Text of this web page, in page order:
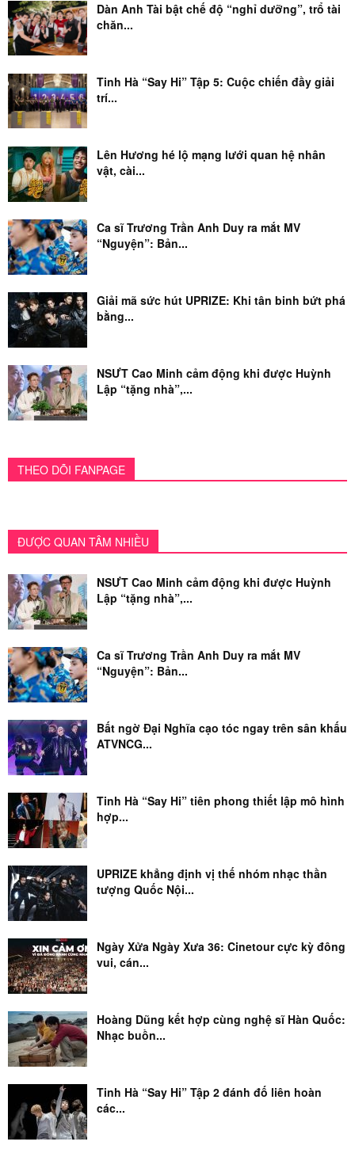
Dàn Anh Tài bật chế độ “nghỉ dưỡng”, trổ tài
chăn...
Tinh Hà “Say Hi” Tập 5: Cuộc chiến đầy giải
trí...
Lên Hương hé lộ mạng lưới quan hệ nhân
vật, cài...
Ca sĩ Trương Trần Anh Duy ra mắt MV
“Nguyện”: Bản...
Giải mã sức hút UPRIZE: Khi tân binh bứt phá
bằng...
NSƯT Cao Minh cảm động khi được Huỳnh
Lập “tặng nhà”,...
THEO DÕI FANPAGE
ĐƯỢC QUAN TÂM NHIỀU
NSƯT Cao Minh cảm động khi được Huỳnh
Lập “tặng nhà”,...
Ca sĩ Trương Trần Anh Duy ra mắt MV
“Nguyện”: Bản...
Bất ngờ Đại Nghĩa cạo tóc ngay trên sân khấu
ATVNCG...
Tinh Hà “Say Hi” tiên phong thiết lập mô hình
hợp...
UPRIZE khẳng định vị thế nhóm nhạc thần
tượng Quốc Nội...
Ngày Xửa Ngày Xưa 36: Cinetour cực kỳ đông
vui, cán...
Hoàng Dũng kết hợp cùng nghệ sĩ Hàn Quốc:
Nhạc buồn...
Tinh Hà “Say Hi” Tập 2 đánh đố liên hoàn
các...